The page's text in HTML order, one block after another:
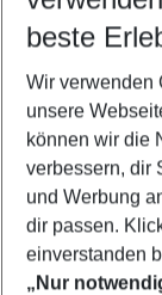
2
beste
Wir verwenden
unsere
können wir die
verbessern, dir
und Werbung
dir passen.
einverstanden
„Nur